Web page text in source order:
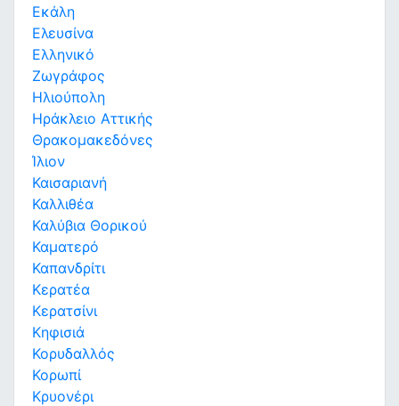
Εκάλη
Ελευσίνα
Ελληνικό
Ζωγράφος
Ηλιούπολη
Ηράκλειο Αττικής
Θρακομακεδόνες
Ίλιον
Καισαριανή
Καλλιθέα
Καλύβια Θορικού
Καματερό
Καπανδρίτι
Κερατέα
Κερατσίνι
Κηφισιά
Κορυδαλλός
Κορωπί
Κρυονέρι